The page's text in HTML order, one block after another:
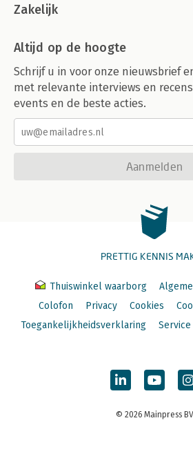
Zakelijk
Altijd op de hoogte
Schrijf u in voor onze nieuwsbrief
met relevante interviews en
events en de beste acties.
Aanmelden
PRETTIG KENNIS
Thuiswinkel waarborg
Colofon
Privacy Cookies
Toegankelijkheidsverklaring
© 2026 Mainpress BV